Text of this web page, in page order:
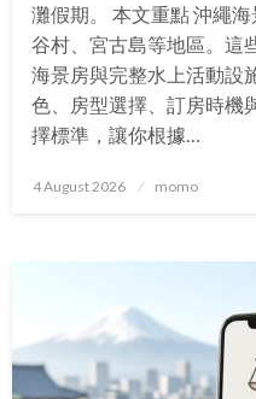
灘假期。 本文重點 沖繩
谷村、宮古島等地區。這
海景房與完整水上活動設
色、房型選擇、訂房時機
擇標準，讓你根據…
Posted
4 August 2026 momo